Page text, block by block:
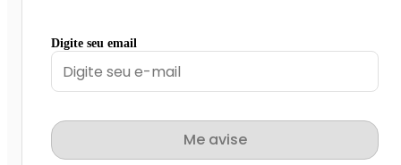
Digite seu email
Me avise